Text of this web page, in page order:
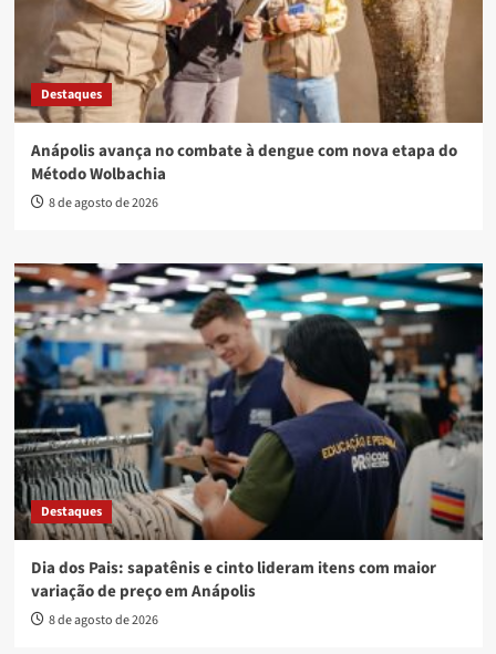
Destaques
Anápolis avança no combate à dengue com nova etapa do
Método Wolbachia
8 de agosto de 2026
Destaques
Dia dos Pais: sapatênis e cinto lideram itens com maior
variação de preço em Anápolis
8 de agosto de 2026